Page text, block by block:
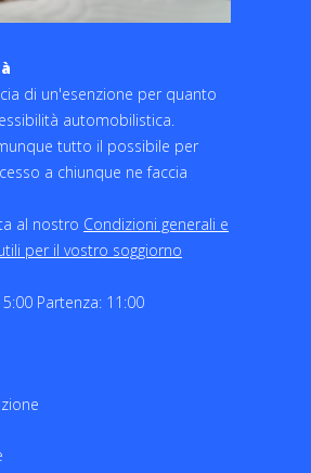
di un'esenzione per quanto
automobilistica.
tutto il possibile per
a chiunque ne faccia
al nostro Condizioni generali e
per il vostro soggiorno
Partenza: 11:00